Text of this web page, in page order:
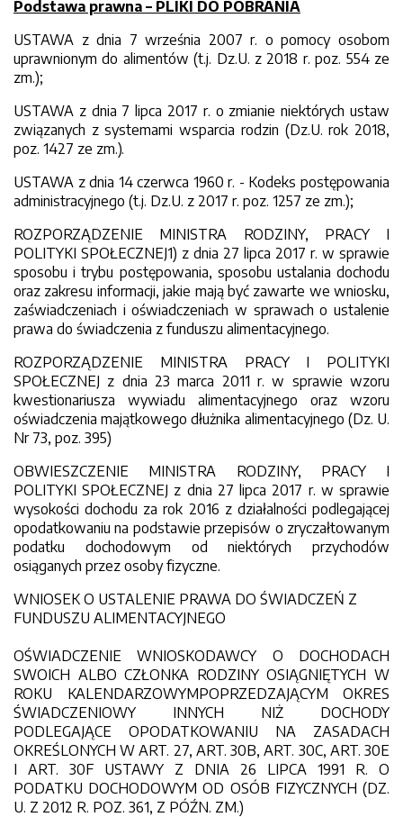
Podstawa prawna – PLIKI DO POBRANIA
USTAWA z dnia 7 września 2007 r. o pomocy osobom
uprawnionym do alimentów (t.j. Dz.U. z 2018 r. poz. 554 ze
zm.);
USTAWA z dnia 7 lipca 2017 r. o zmianie niektórych ustaw
związanych z systemami wsparcia rodzin (Dz.U. rok 2018,
poz. 1427 ze zm.).
USTAWA z dnia 14 czerwca 1960 r. - Kodeks postępowania
administracyjnego (t.j. Dz.U. z 2017 r. poz. 1257 ze zm.);
ROZPORZĄDZENIE MINISTRA RODZINY, PRACY I
POLITYKI SPOŁECZNEJ1) z dnia 27 lipca 2017 r. w sprawie
sposobu i trybu postępowania, sposobu ustalania dochodu
oraz zakresu informacji, jakie mają być zawarte we wniosku,
zaświadczeniach i oświadczeniach w sprawach o ustalenie
prawa do świadczenia z funduszu alimentacyjnego.
ROZPORZĄDZENIE MINISTRA PRACY I POLITYKI
SPOŁECZNEJ z dnia 23 marca 2011 r. w sprawie wzoru
kwestionariusza wywiadu alimentacyjnego oraz wzoru
oświadczenia majątkowego dłużnika alimentacyjnego (Dz. U.
Nr 73, poz. 395)
OBWIESZCZENIE MINISTRA RODZINY, PRACY I
POLITYKI SPOŁECZNEJ z dnia 27 lipca 2017 r. w sprawie
wysokości dochodu za rok 2016 z działalności podlegającej
opodatkowaniu na podstawie przepisów o zryczałtowanym
podatku dochodowym od niektórych przychodów
osiąganych przez osoby fizyczne.
WNIOSEK O USTALENIE PRAWA DO ŚWIADCZEŃ Z
FUNDUSZU ALIMENTACYJNEGO
OŚWIADCZENIE WNIOSKODAWCY O DOCHODACH
SWOICH ALBO CZŁONKA RODZINY OSIĄGNIĘTYCH W
ROKU KALENDARZOWYMPOPRZEDZAJĄCYM OKRES
ŚWIADCZENIOWY INNYCH NIŻ DOCHODY
PODLEGAJĄCE OPODATKOWANIU NA ZASADACH
OKREŚLONYCH W ART. 27, ART. 30B, ART. 30C, ART. 30E
I ART. 30F USTAWY Z DNIA 26 LIPCA 1991 R. O
PODATKU DOCHODOWYM OD OSÓB FIZYCZNYCH (DZ.
U. Z 2012 R. POZ. 361, Z PÓŹN. ZM.)